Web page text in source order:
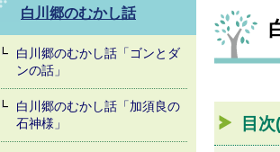
白川郷のむかし話
白川郷のむかし話「ゴンとダ
ンの話」
白川郷のむかし話「加須良の
石神様」
目